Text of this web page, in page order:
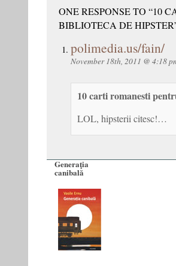
ONE RESPONSE TO “10
BIBLIOTECA DE
polimedia.us/fain/
November 18th, 2011 @ 4:18
10 carti romanesti
LOL, hipsterii citesc!…
Generaţia
canibală